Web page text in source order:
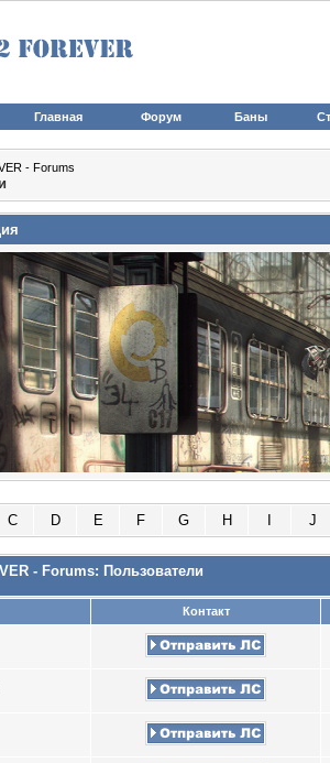
Главная Форум Баны
- Forums
C D E F G H J
- Forums: Пользователи
Контакт